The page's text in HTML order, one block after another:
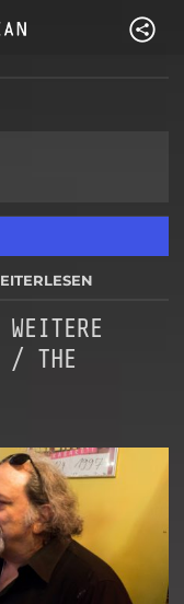
/ THE